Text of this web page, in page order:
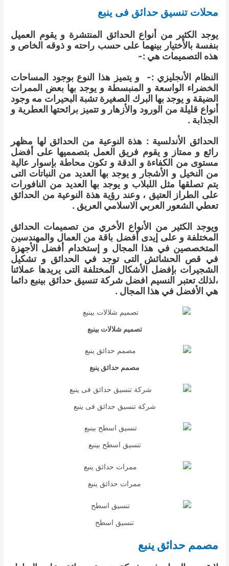
محلات تنسيق حدائق فى ينبع
يوجد الكثير من أنواع الحدائق المنتشرة و يقوم العميل
بنفسة بالأختيار بينهما على حسب راحته و ذوقه الخاص و
هذه التصميمات هي :-
النظام الأنجليزي :- و يتميز هذا النوع بوجود المساحات
الخضراء الواسعة و المنبسطة و يوجد بها بعض الممرات
الضيقة و يوجد بها البرك الصغيرة تشبة البحيرات مه وجود
أنواع قليلة من الورود والأزهار و تتميز برائحتها العطرية و
الجذابة .
الحدائق الأندلسية : هذة النوعية من الحدائق لها مظهر
رائع و ممتاز و يقوم فريق العمل بتصمميها على أفضل
مستوى من الكفاءة و الدقة و تكون محاطة بإسوار عالية
من النخيل و الأشجار و يوجد بها العديد من النباتات التى
يتم تصلقها مثل اللبلاب و يوجد بها العديد من النافورات
على الطراز العتيق ، وعند رؤية هذة النوعية من الحدائق
تعطي الشعور العربي الاسلامي العريق .
ويوجد الكثير من الأنواع الأخري من تصميمات الحدائق
المختلفة و على إيدى أفضل باقة من العمال والمهندسين
المتخصصين في هذا المجال و إستخدام أفضل الأجهزة
في قص الحشائش التى توجد في الحدائق و تشكيل
الشجيرات بإفضل الأشكال المختلفة التى يريدها عملائنا
،لذلك تعتبر النسيم افضل شركة تنسيق حدائق بينبع دائما
هي الأفضل في هذا المجال .
تصميم شلالات بينبع
مصمم حدائق ينبع
شركة تنسيق حدائق فى ينبع
تنسيق اسطح بينبع
ممرات حدائق ينبع
تنسيق اسطح
مصمم حدائق ينبع